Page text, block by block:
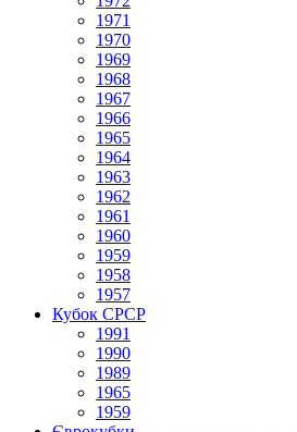
1971
1970
1969
1968
1967
1966
1965
1964
1963
1962
1961
1960
1959
1958
1957
Кубок СРСР
1991
1990
1989
1965
1959